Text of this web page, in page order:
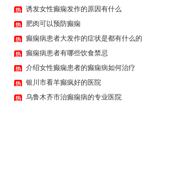
诱发女性癫痫发作的原因有什么
肥肉可以预防癫痫
癫痫病患者大发作的症状是都有什么的
癫痫病患者有哪些饮食禁忌
介绍女性癫痫患者的癫痫病如何治疗
银川市看羊癫疯好的医院
乌鲁木齐市治癫痫病的专业医院